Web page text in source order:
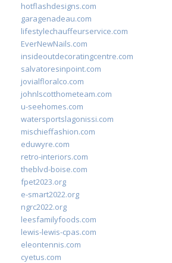
hotflashdesigns.com
garagenadeau.com
lifestylechauffeurservice.com
EverNewNails.com
insideoutdecoratingcentre.com
salvatoresinpoint.com
jovialfloralco.com
johnlscotthometeam.com
u-seehomes.com
watersportslagonissi.com
mischieffashion.com
eduwyre.com
retro-interiors.com
theblvd-boise.com
fpet2023.org
e-smart2022.org
ngrc2022.org
leesfamilyfoods.com
lewis-lewis-cpas.com
eleontennis.com
cyetus.com